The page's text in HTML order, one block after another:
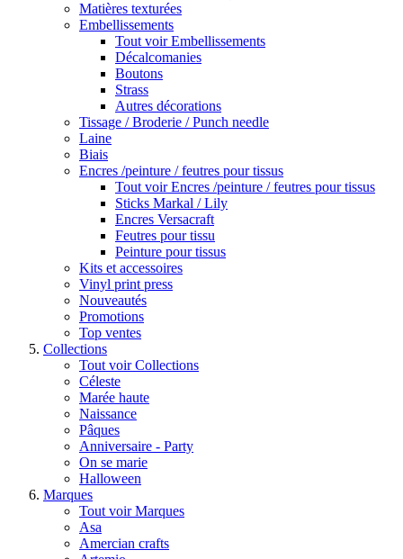
Matières texturées
Embellissements
Tout voir Embellissements
Décalcomanies
Boutons
Strass
Autres décorations
Tissage / Broderie / Punch needle
Laine
Biais
Encres /peinture / feutres pour tissus
Tout voir Encres /peinture / feutres pour tissus
Sticks Markal / Lily
Encres Versacraft
Feutres pour tissu
Peinture pour tissus
Kits et accessoires
Vinyl print press
Nouveautés
Promotions
Top ventes
Collections
Tout voir Collections
Céleste
Marée haute
Naissance
Pâques
Anniversaire - Party
On se marie
Halloween
Marques
Tout voir Marques
Asa
Amercian crafts